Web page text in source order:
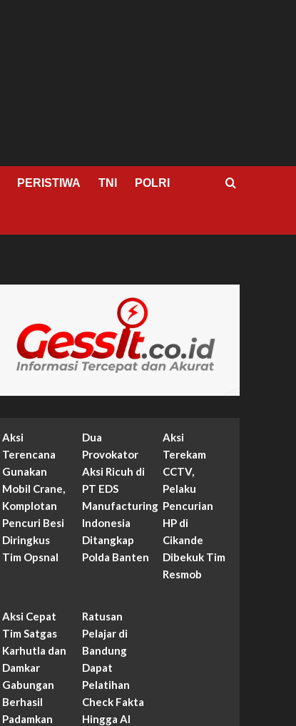
PERISTIWA TNI POLRI
Aksi
Terencana
Gunakan
Mobil Crane,
Komplotan
Pencuri Besi
Diringkus
Tim Opsnal
Dua
Provokator
Aksi Ricuh di
PT EDS
Manufacturing
Indonesia
Ditangkap
Polda Banten
Aksi
Terekam
CCTV,
Pelaku
Pencurian
HP di
Cikande
Dibekuk Tim
Resmob
Aksi Cepat
Tim Satgas
Karhutla dan
Damkar
Gabungan
Berhasil
Padamkan
Ratusan
Pelajar di
Bandung
Dapat
Pelatihan
Check Fakta
Hingga AI